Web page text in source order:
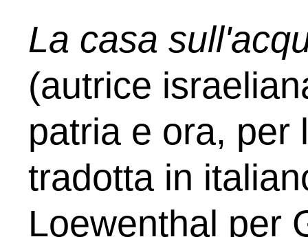
La casa
(autrice
patria e ora, per
tradotta in
Loewenthal per